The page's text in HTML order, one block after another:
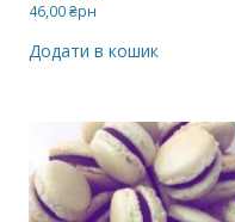
Оцінено в
46,00₴рн
Додати в кошик